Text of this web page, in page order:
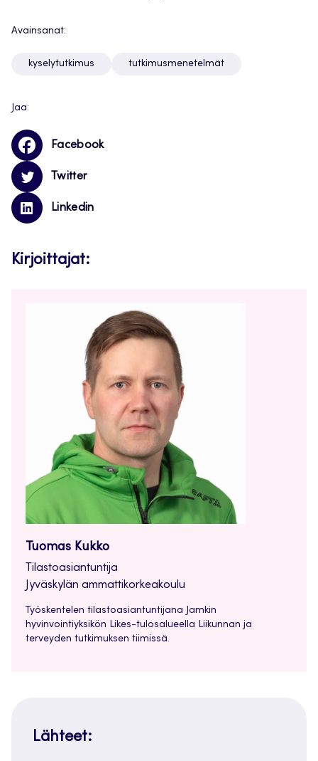
Avainsanat:
kyselytutkimus tutkimusmenetelmät
Jaa:
Facebook
Twitter
Linkedin
Kirjoittajat:
Tuomas Kukko
Tilastoasiantuntija
Jyväskylän ammattikorkeakoulu
Työskentelen tilastoasiantuntijana Jamkin
hyvinvointiyksikön Likes-tulosalueella Liikunnan ja
terveyden tutkimuksen tiimissä.
Lähteet: